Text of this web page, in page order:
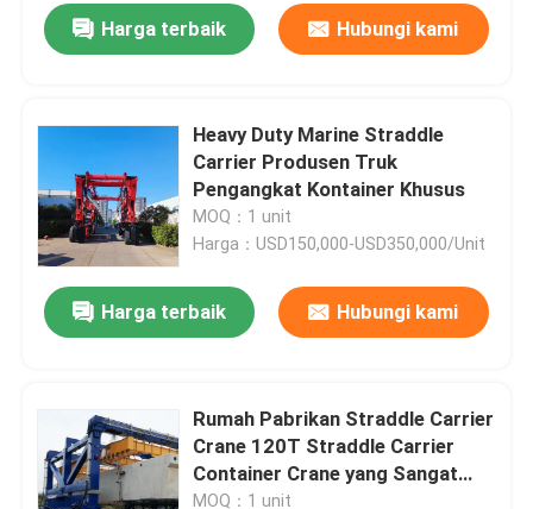
Harga terbaik Hubungi kami
Heavy Duty Marine Straddle
Carrier Produsen Truk
Pengangkat Kontainer Khusus
MOQ：1 unit
Harga：USD150,000-USD350,000/Unit
Harga terbaik Hubungi kami
Rumah Pabrikan Straddle Carrier
Crane 120T Straddle Carrier
Container Crane yang Sangat
Disesuaikan
MOQ：1 unit